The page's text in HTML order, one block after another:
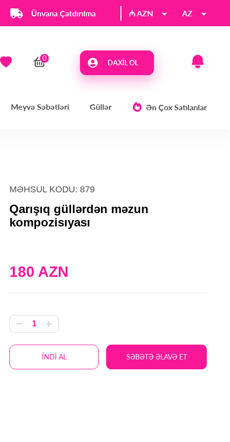
Ünvana Çatdırılma ₼ AZN AZ
DAXIL OL
Meyvə Səbətləri Güllər Ən Çox Satılanlar
MƏHSUL KODU: 879
Qarışıq güllərdən məzun
kompozisıyası
180 AZN
İNDİ AL SƏBƏTƏ ƏLAVƏ ET